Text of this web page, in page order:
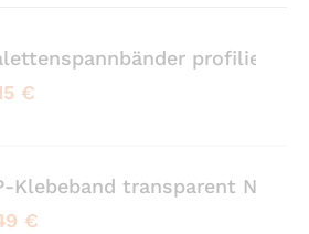
profiliert
€
Klebeband transparent No
€